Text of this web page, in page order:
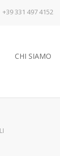
+39 331 497 4152
CHI SIAMO